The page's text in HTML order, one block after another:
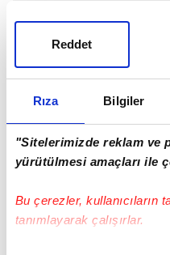
Rıza Bilgiler
"Sitelerimizde reklam ve
yürütülmesi amaçları ile
Bu çerezler, kullanıcıların
tanımlayarak çalışırlar.
Reddet
Süper Lig'in 11.
Alanyaspor, Nef
karşılaşmanın 24.
ağlara gönderdi. Ancak
İŞTE O POZİSYON